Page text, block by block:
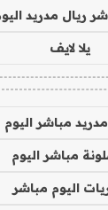
ريال مدريد
يلا لايف
مباشر اليوم
مباشر اليوم
اليوم مباشر